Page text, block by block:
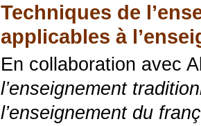
Techniques de
applicables à
En collaboration avec
l’enseignement
l’enseignement du